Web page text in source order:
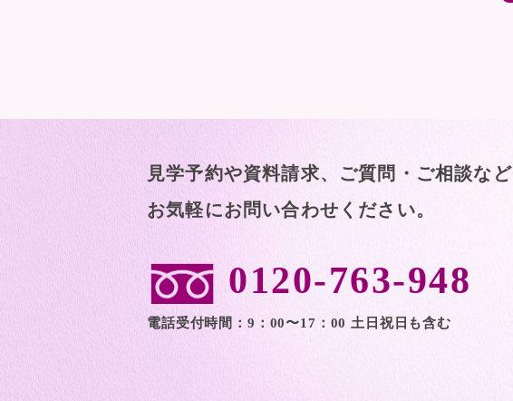
見学予約や資料請求、ご質問・ご相談など
お気軽にお問い合わせください。
0120-763-948
電話受付時間：9：00〜17：00 土日祝日も含む